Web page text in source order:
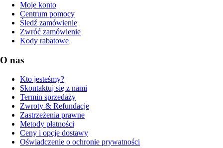
Moje konto
Centrum pomocy
Śledź zamówienie
Zwróć zamówienie
Kody rabatowe
O nas
Kto jesteśmy?
Skontaktuj się z nami
Termin sprzedaży
Zwroty & Refundacje
Zastrzeżenia prawne
Metody płatności
Ceny i opcje dostawy
Oświadczenie o ochronie prywatności